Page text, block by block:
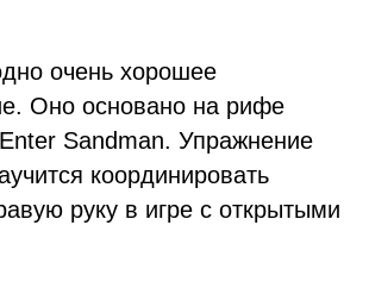
очень хорошее
Оно основано на рифе
Sandman. Упражнение
координировать
руку в игре с открытыми